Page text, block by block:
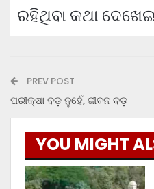
ରହିଥିବା କଥା ଦେଖେଇ
PREV POST
ପରୀକ୍ଷା ବଡ଼ ନୁହେଁ, ଜୀବନ ବଡ଼
YOU MIGHT